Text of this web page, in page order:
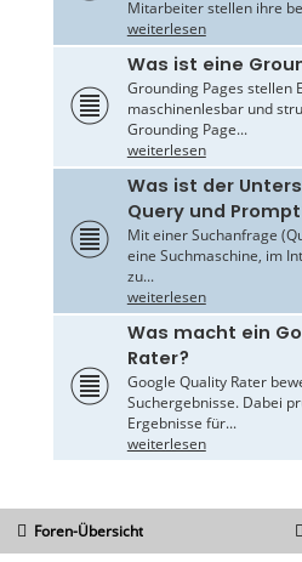
Mitarbeiter stellen ihre
weiterlesen
Was ist eine
Grounding Pages stellen
maschinenlesbar und
Grounding Page...
weiterlesen
Was ist der
Query und
Mit einer Suchanfrage
eine Suchmaschine, im
zu...
weiterlesen
Was macht ein
Rater?
Google Quality Rater
Suchergebnisse. Dabei
Ergebnisse für...
weiterlesen
Foren-Übersicht